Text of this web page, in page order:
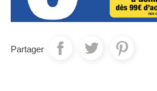
Partager